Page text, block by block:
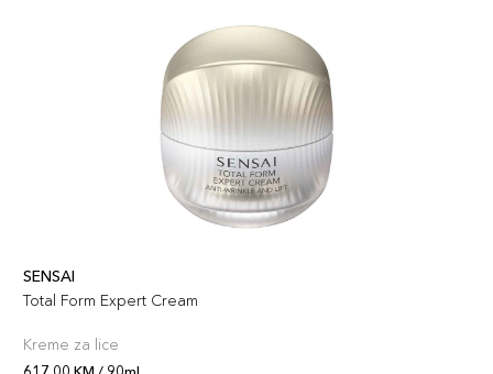
SENSAI
Total Form Expert Cream
Kreme za lice